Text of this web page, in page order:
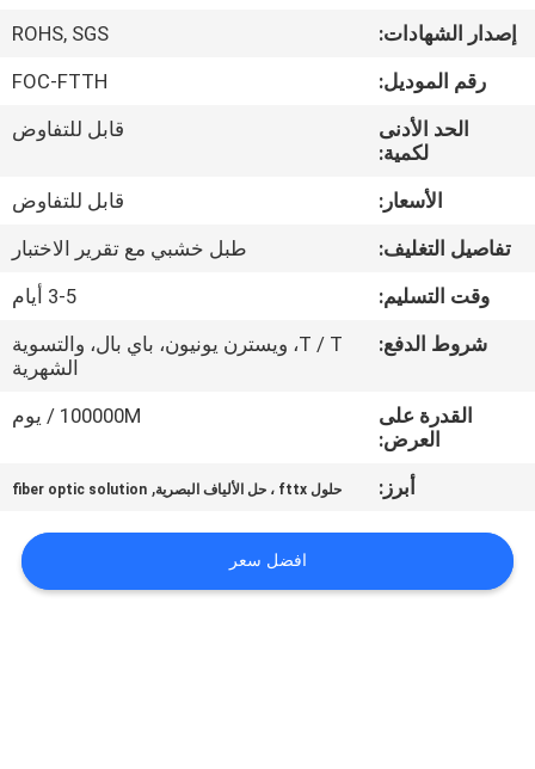
جولة
مراقبة
الجودة
اتصل
خريطة
إصدار الشهادات:
ROHS, SGS
رقم الموديل:
FOC-FTTH
الحد الأدنى
لكمية:
قابل للتفاوض
الأسعار:
قابل للتفاوض
تفاصيل التغليف:
طبل خشبي مع تقرير الاختبار
وقت التسليم:
3-5 أيام
شروط الدفع:
T / T، ويسترن يونيون، باي بال، والتسوية
الشهرية
القدرة على
العرض:
100000M / يوم
أبرز: حلول fttx ، حل الألياف البصرية ,
fiber optic solution
افضل سعر